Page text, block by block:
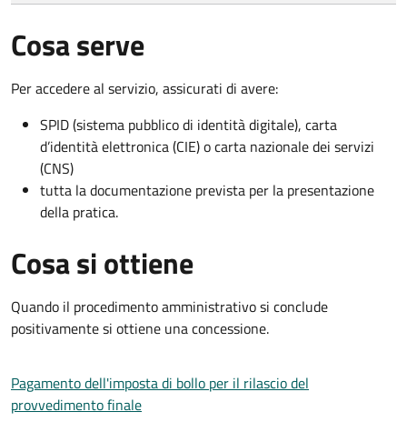
Cosa serve
Per accedere al servizio, assicurati di avere:
SPID (sistema pubblico di identità digitale), carta
d’identità elettronica (CIE) o carta nazionale dei servizi
(CNS)
tutta la documentazione prevista per la presentazione
della pratica.
Cosa si ottiene
Quando il procedimento amministrativo si conclude
positivamente si ottiene una concessione.
Pagamento dell'imposta di bollo per il rilascio del
provvedimento finale